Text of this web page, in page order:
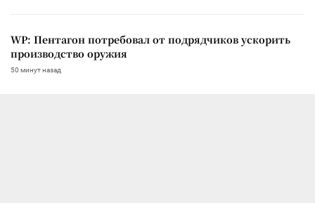
WP: Пентагон потребовал от подрядчиков ускорить
производство оружия
50 минут назад